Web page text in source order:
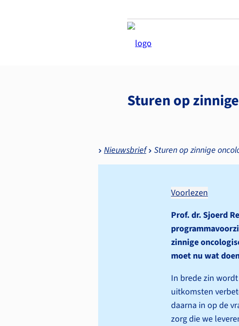
Sturen op
Nieuwsbrief Sturen op zinnige
Voorlezen
Prof. dr. Sjoerd
zinnige
moet nu wat
In brede zin
uitkomsten
daarna in op de
zorg die we